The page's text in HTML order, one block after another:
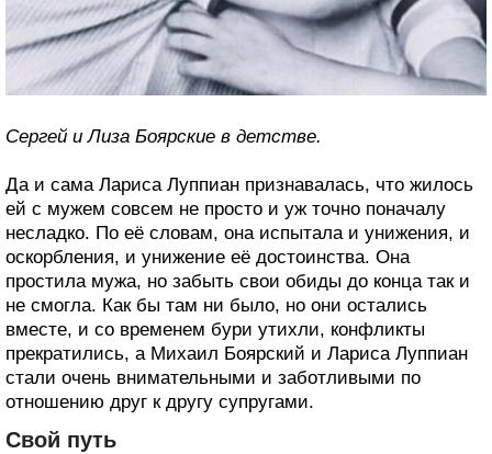
Сергей и Лиза Боярские в детстве.
Да и сама Лариса Луппиан признавалась, что жилось
ей с мужем совсем не просто и уж точно поначалу
несладко. По её словам, она испытала и унижения, и
оскорбления, и унижение её достоинства. Она
простила мужа, но забыть свои обиды до конца так и
не смогла. Как бы там ни было, но они остались
вместе, и со временем бури утихли, конфликты
прекратились, а Михаил Боярский и Лариса Луппиан
стали очень внимательными и заботливыми по
отношению друг к другу супругами.
Свой путь